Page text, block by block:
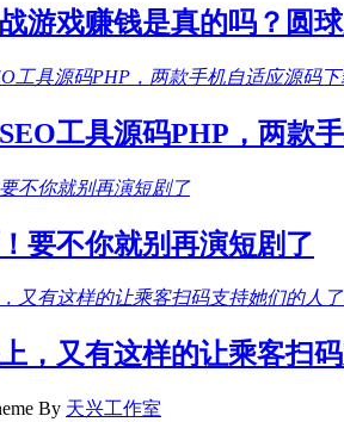
游戏赚钱是真的吗？圆
工具源码PHP，两款
要不你就别再演短剧了
，又有这样的让乘客扫
By 天兴工作室